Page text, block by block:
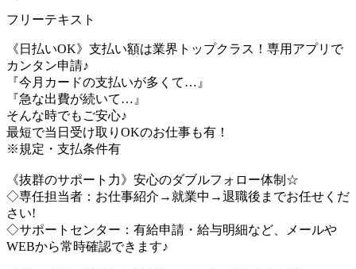
フリーテキスト
《日払いOK》支払い額は業界トップクラス！専用アプリで
カンタン申請♪
『今月カードの支払いが多くて…』
『急な出費が続いて…』
そんな時でもご安心♪
最短で当日受け取りOKのお仕事も有！
※規定・支払条件有
《抜群のサポート力》安心のダブルフォロー体制☆
◇専任担当者：お仕事紹介→就業中→退職後までお任せくだ
さい!
◇サポートセンター：有給申請・給与明細など、メールや
WEBから常時確認できます♪